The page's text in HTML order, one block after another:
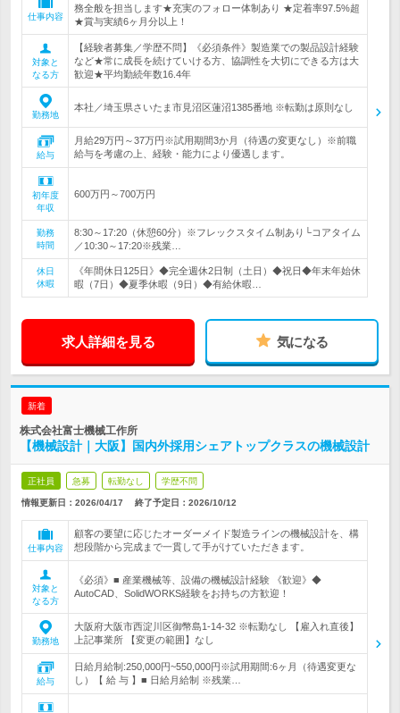
仕事内容
務全般を担当します★充実のフォロー体制あり ★定着率97.5%超
★賞与実績6ヶ月分以上！
対象と
なる方
【経験者募集／学歴不問】《必須条件》製造業での製品設計経験
など★常に成長を続けていける方、協調性を大切にできる方は大
歓迎★平均勤続年数16.4年
勤務地
本社／埼玉県さいたま市見沼区蓮沼1385番地 ※転勤は原則なし
給与
月給29万円～37万円※試用期間3か月（待遇の変更なし）※前職
給与を考慮の上、経験・能力により優遇します。
初年度
年収
600万円～700万円
勤務
時間
8:30～17:20（休憩60分）※フレックスタイム制あり└コアタイム
／10:30～17:20※残業…
休日
休暇
《年間休日125日》◆完全週休2日制（土日）◆祝日◆年末年始休
暇（7日）◆夏季休暇（9日）◆有給休暇…
求人詳細を見る 気になる
新着
株式会社富士機械工作所
【機械設計｜大阪】国内外採用シェアトップクラスの機械設計
正社員 急募 転勤なし 学歴不問
情報更新日：2026/04/17 終了予定日： 2026/10/12
仕事内容
顧客の要望に応じたオーダーメイド製造ラインの機械設計を、構
想段階から完成まで一貫して手がけていただきます。
対象と
なる方
《必須》■ 産業機械等、設備の機械設計経験 《歓迎》◆
AutoCAD、SolidWORKS経験をお持ちの方歓迎！
勤務地
大阪府大阪市西淀川区御幣島1-14-32 ※転勤なし 【雇入れ直後】
上記事業所 【変更の範囲】なし
給与
日給月給制:250,000円~550,000円※試用期間:6ヶ月（待遇変更な
し）【 給 与 】■ 日給月給制 ※残業…